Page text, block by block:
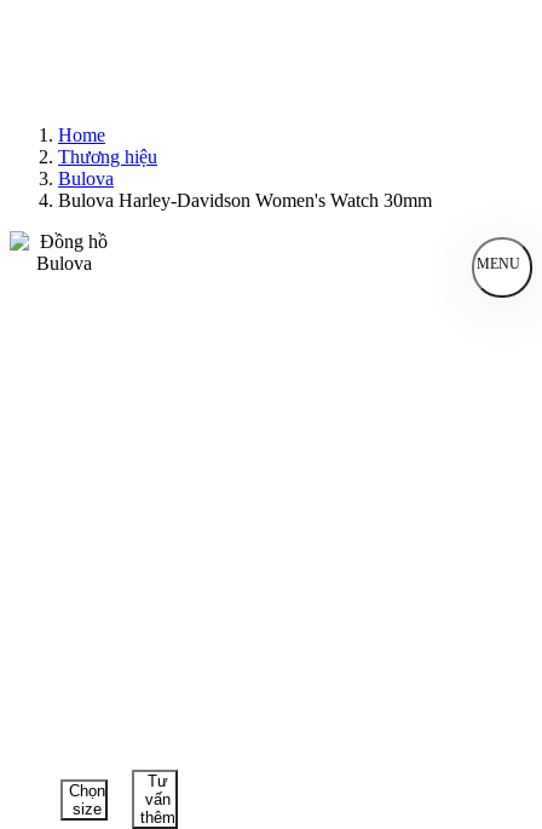
Home
Thương hiệu
Bulova
Bulova Harley-Davidson Women's Watch 30mm
MENU
Chọn
size
Tư
vấn
thêm